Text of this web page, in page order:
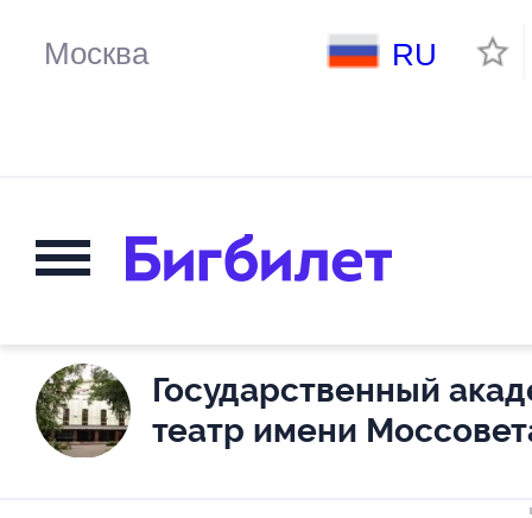
RU
Государственный
театр имени